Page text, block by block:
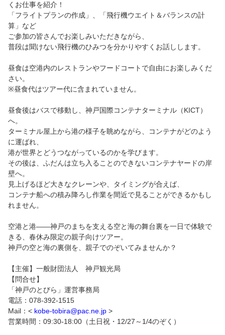
くお仕事を紹介！
「フライトプランの作成」、「飛行機ウエイト＆バランスの計
算」など
ご参加の皆さんでお楽しみいただきながら、
普段は聞けない飛行機のひみつを分かりやすくお話しします。
昼食は空港内のレストランやフードコートで自由にお楽しみくだ
さい。
※昼食代はツアー代に含まれていません。
昼食後はバスで移動し、神戸国際コンテナターミナル（KICT）
へ。
ターミナル屋上から港の様子を眺めながら、コンテナがどのよう
に運ばれ、
港が世界とどうつながっているのかを学びます。
その後は、ふだんは立ち入ることのできないコンテナヤードの岸
壁へ。
見上げるほど大きなクレーンや、タイミングが合えば、
コンテナ船への積み降ろし作業を間近で見ることができるかもし
れません。
空港と港――神戸のまちを支える空と海の舞台裏を一日で体験で
きる、春休み限定の親子向けツアー。
神戸の空と海の裏側を、親子でのぞいてみませんか？
【主催】一般財団法人 神戸観光局
【問合せ】
「神戸のとびら」運営事務局
電話：078-392-1515
Mail：< kobe-tobira@pac.ne.jp >
営業時間：09:30-18:00（土日祝・12/27～1/4のぞく）